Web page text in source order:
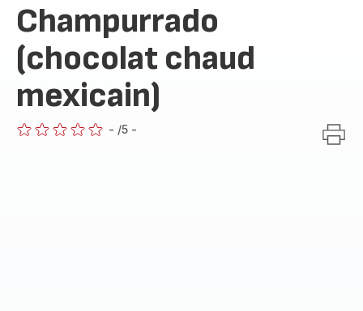
Champurrado
(chocolat chaud
mexicain)
- /5 -